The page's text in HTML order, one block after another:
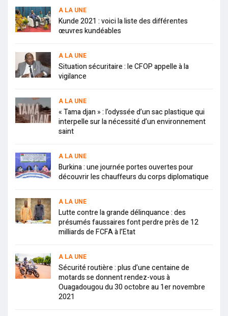
A LA UNE
Kunde 2021 : voici la liste des différentes
œuvres kundéables
A LA UNE
Situation sécuritaire : le CFOP appelle à la
vigilance
A LA UNE
« Tama djan » : l’odyssée d’un sac plastique qui
interpelle sur la nécessité d’un environnement
saint
A LA UNE
Burkina : une journée portes ouvertes pour
découvrir les chauffeurs du corps diplomatique
A LA UNE
Lutte contre la grande délinquance : des
présumés faussaires font perdre près de 12
milliards de FCFA à l’Etat
A LA UNE
Sécurité routière : plus d’une centaine de
motards se donnent rendez-vous à
Ouagadougou du 30 octobre au 1er novembre
2021